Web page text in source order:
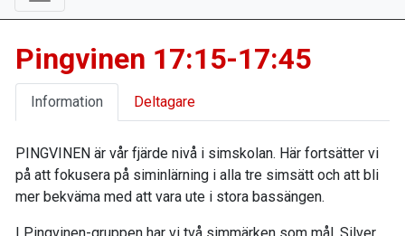
Pingvinen 17:15-17:45
Information Deltagare
PINGVINEN är vår fjärde nivå i simskolan. Här fortsätter vi
på att fokusera på siminlärning i alla tre simsätt och att bli
mer bekväma med att vara ute i stora bassängen.